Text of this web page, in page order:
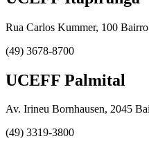
Rua Carlos Kummer, 100
(49) 3678-8700
UCEFF Palmital
Av. Irineu Bornhausen, 2045
(49) 3319-3800